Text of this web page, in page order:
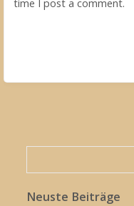
Neuste Beiträge